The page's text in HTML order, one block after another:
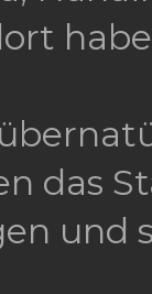
das
und